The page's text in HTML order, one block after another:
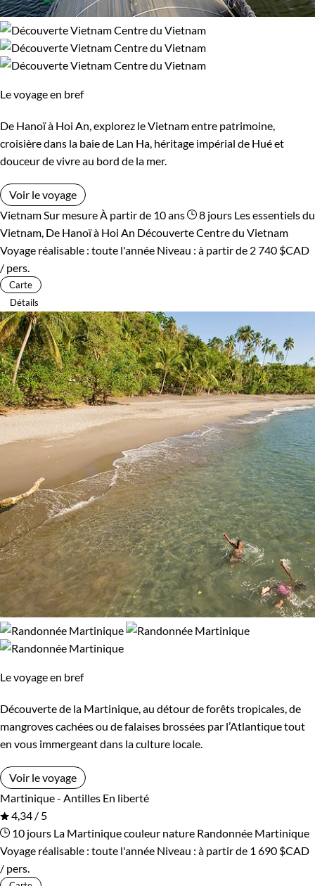
Le voyage en bref
De Hanoï à Hoi An, explorez le Vietnam entre patrimoine,
croisière dans la baie de Lan Ha, héritage impérial de Hué et
douceur de vivre au bord de la mer.
Voir le voyage
Vietnam Sur mesure À partir de 10 ans 8 jours Les essentiels du
Vietnam, De Hanoï à Hoi An Découverte Centre du Vietnam
Voyage réalisable : toute l'année Niveau : à partir de 2 740 $CAD
/ pers.
Carte
Détails
Le voyage en bref
Découverte de la Martinique, au détour de forêts tropicales, de
mangroves cachées ou de falaises brossées par l’Atlantique tout
en vous immergeant dans la culture locale.
Voir le voyage
Martinique - Antilles En liberté
4,34 / 5
10 jours La Martinique couleur nature Randonnée Martinique
Voyage réalisable : toute l'année Niveau : à partir de 1 690 $CAD
/ pers.